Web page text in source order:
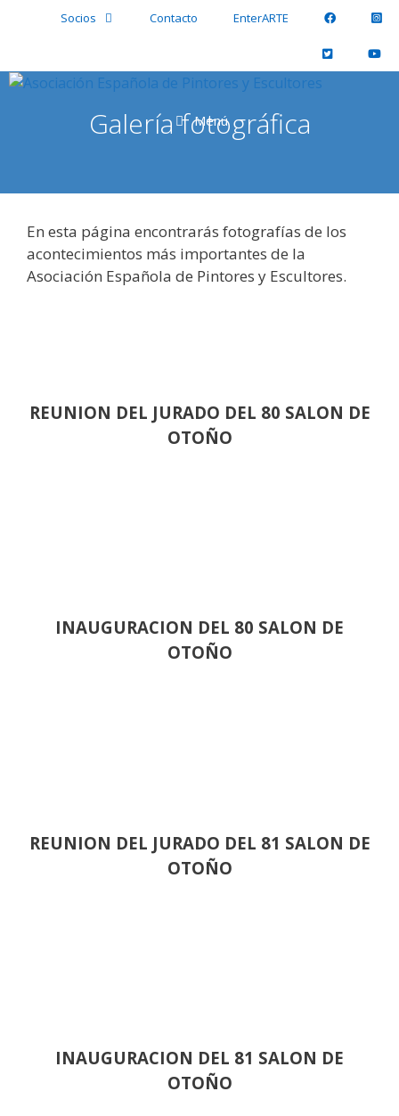
Socios Contacto EnterARTE
Menú
Galería fotográfica
En esta página encontrarás fotografías de los
acontecimientos más importantes de la
Asociación Española de Pintores y Escultores.
REUNION DEL JURADO DEL 80 SALON DE
OTOÑO
INAUGURACION DEL 80 SALON DE
OTOÑO
REUNION DEL JURADO DEL 81 SALON DE
OTOÑO
INAUGURACION DEL 81 SALON DE
OTOÑO